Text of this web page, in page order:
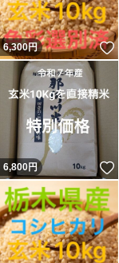
6,300円
6,800円